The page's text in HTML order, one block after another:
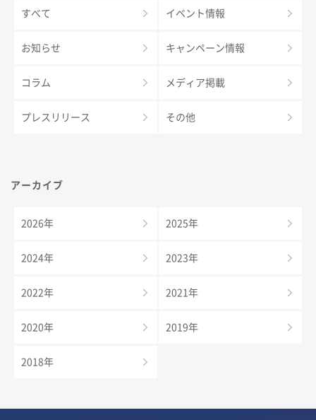
すべて イベント情報
お知らせ キャンペーン情報
コラム メディア掲載
プレスリリース その他
アーカイブ
2026年 2025年
2024年 2023年
2022年 2021年
2020年 2019年
2018年